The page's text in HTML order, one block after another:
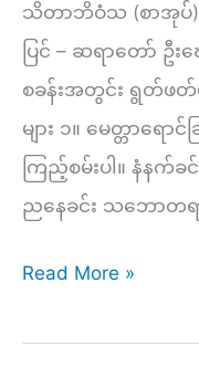
သိတာဘိဝံသ (စာအုပ်)
ပြင် – ဆရာတော် ဦ
စခန်းအတွင်း ရွတ်ဖတ်
များ ၁။ မေတ္တာရောင်
ကြည့်စမ်းပါ။ နံနက်
ညနေခင်း သဘောတရ
နဝမ
(၁၀)ရက်
Read More »